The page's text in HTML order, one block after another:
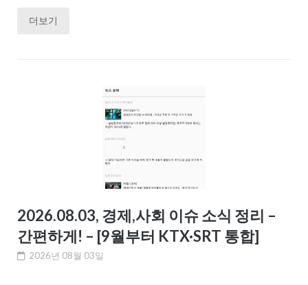
더보기
2026.08.03, 경제,사회 이슈 소식 정리 –
간편하게! – [9월부터 KTX·SRT 통합]
2026년 08월 03일